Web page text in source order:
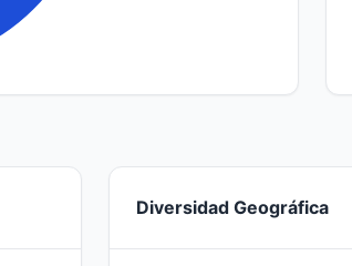
Diversidad Geográfica